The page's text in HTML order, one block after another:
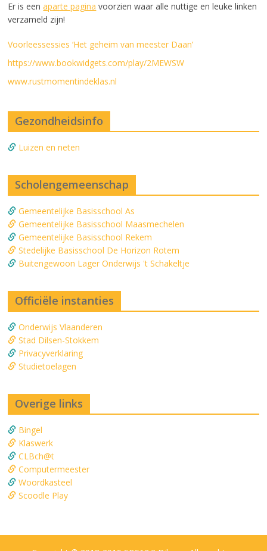
Er is eenaparte pagina voorzien waar alle nuttige en leuke linken
verzameld zijn!
Voorleessessies ‘Het geheim van meester Daan’
https://www.bookwidgets.com/play/2MEWSW
www.rustmomentindeklas.nl
Gezondheidsinfo
Luizen en neten
Scholengemeenschap
Gemeentelijke Basisschool As
Gemeentelijke Basisschool Maasmechelen
Gemeentelijke Basisschool Rekem
Stedelijke Basisschool De Horizon Rotem
Buitengewoon Lager Onderwijs 't Schakeltje
Officiële instanties
Onderwijs Vlaanderen
Stad Dilsen-Stokkem
Privacyverklaring
Studietoelagen
Overige links
Bingel
Klaswerk
CLBch@t
Computermeester
Woordkasteel
Scoodle Play